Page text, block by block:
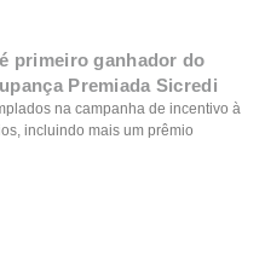
primeiro ganhador do
Premiada Sicredi
na campanha de incentivo à
incluindo mais um prêmio